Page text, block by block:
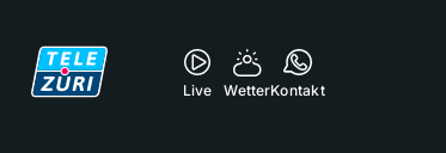
Live WetterKontakt